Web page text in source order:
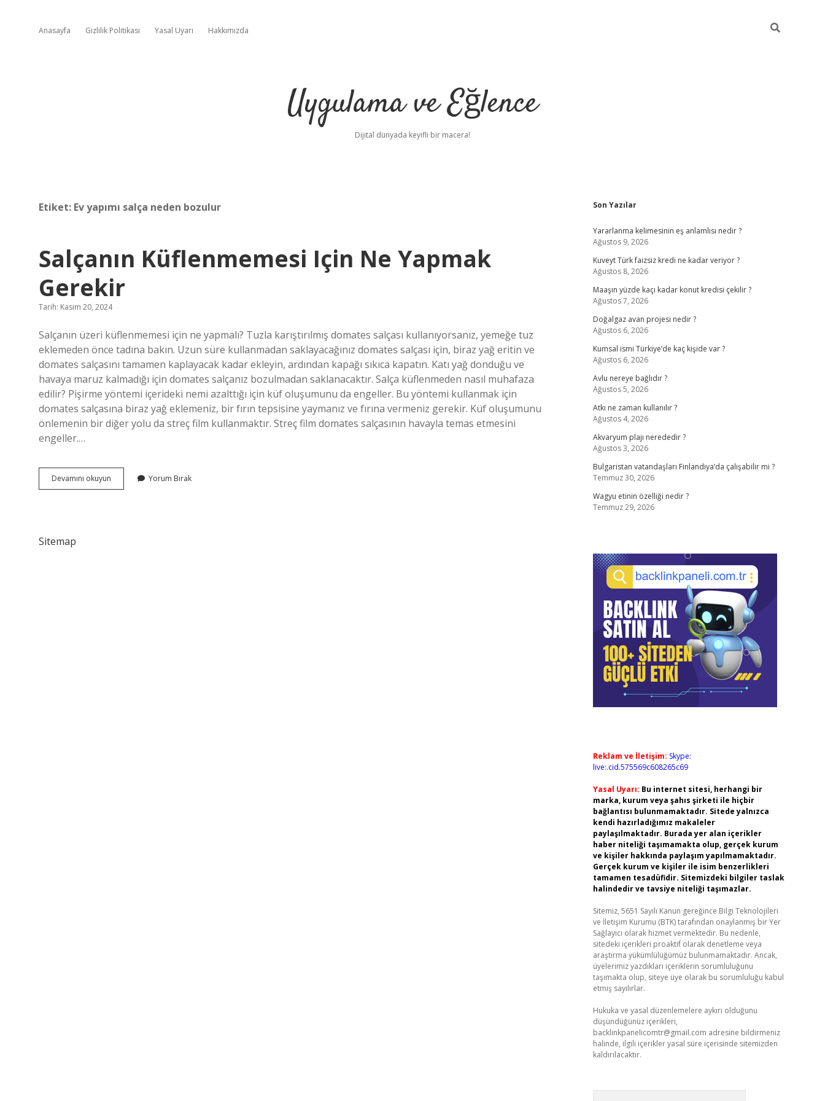
Anasayfa Gizlilik Politikası Yasal Uyarı Hakkımızda
Uygulama ve Eğlence
Dijital dünyada keyifli bir macera!
Etiket: Ev yapımı salça neden bozulur
Salçanın Küflenmemesi Için Ne Yapmak
Gerekir
Tarih: Kasım 20, 2024
Salçanın üzeri küflenmemesi için ne yapmalı? Tuzla karıştırılmış domates salçası kullanıyorsanız, yemeğe tuz
eklemeden önce tadına bakın. Uzun süre kullanmadan saklayacağınız domates salçası için, biraz yağ eritin ve
domates salçasını tamamen kaplayacak kadar ekleyin, ardından kapağı sıkıca kapatın. Katı yağ donduğu ve
havaya maruz kalmadığı için domates salçanız bozulmadan saklanacaktır. Salça küflenmeden nasıl muhafaza
edilir? Pişirme yöntemi içerideki nemi azalttığı için küf oluşumunu da engeller. Bu yöntemi kullanmak için
domates salçasına biraz yağ eklemeniz, bir fırın tepsisine yaymanız ve fırına vermeniz gerekir. Küf oluşumunu
önlemenin bir diğer yolu da streç film kullanmaktır. Streç film domates salçasının havayla temas etmesini
engeller.…
Devamını okuyun Salçanın
Küflenmemesi
Yorum Bırak
Sitemap
Sidebar
Son Yazılar
Yararlanma kelimesinin eş anlamlısı nedir ?
Ağustos 9, 2026
Kuveyt Türk faizsiz kredi ne kadar veriyor ?
Ağustos 8, 2026
Maaşın yüzde kaçı kadar konut kredisi çekilir ?
Ağustos 7, 2026
Doğalgaz avan projesi nedir ?
Ağustos 6, 2026
Kumsal ismi Türkiye’de kaç kişide var ?
Ağustos 6, 2026
Avlu nereye bağlıdır ?
Ağustos 5, 2026
Atkı ne zaman kullanılır ?
Ağustos 4, 2026
Akvaryum plajı nerededir ?
Ağustos 3, 2026
Bulgaristan vatandaşları Finlandiya’da çalışabilir mi ?
Temmuz 30, 2026
Wagyu etinin özelliği nedir ?
Temmuz 29, 2026
Reklam ve İletişim: Skype:
live:.cid.575569c608265c69
Yasal Uyarı: Bu internet sitesi, herhangi bir
marka, kurum veya şahıs şirketi ile hiçbir
bağlantısı bulunmamaktadır. Sitede yalnızca
kendi hazırladığımız makaleler
paylaşılmaktadır. Burada yer alan içerikler
haber niteliği taşımamakta olup, gerçek kurum
ve kişiler hakkında paylaşım yapılmamaktadır.
Gerçek kurum ve kişiler ile isim benzerlikleri
tamamen tesadüfidir. Sitemizdeki bilgiler taslak
halindedir ve tavsiye niteliği taşımazlar.
Sitemiz, 5651 Sayılı Kanun gereğince Bilgi Teknolojileri
ve İletişim Kurumu (BTK) tarafından onaylanmış bir Yer
Sağlayıcı olarak hizmet vermektedir. Bu nedenle,
sitedeki içerikleri proaktif olarak denetleme veya
araştırma yükümlülüğümüz bulunmamaktadır. Ancak,
üyelerimiz yazdıkları içeriklerin sorumluluğunu
taşımakta olup, siteye üye olarak bu sorumluluğu kabul
etmiş sayılırlar.
Hukuka ve yasal düzenlemelere aykırı olduğunu
düşündüğünüz içerikleri,
backlinkpanelicomtr@gmail.com adresine bildirmeniz
halinde, ilgili içerikler yasal süre içerisinde sitemizden
kaldırılacaktır.